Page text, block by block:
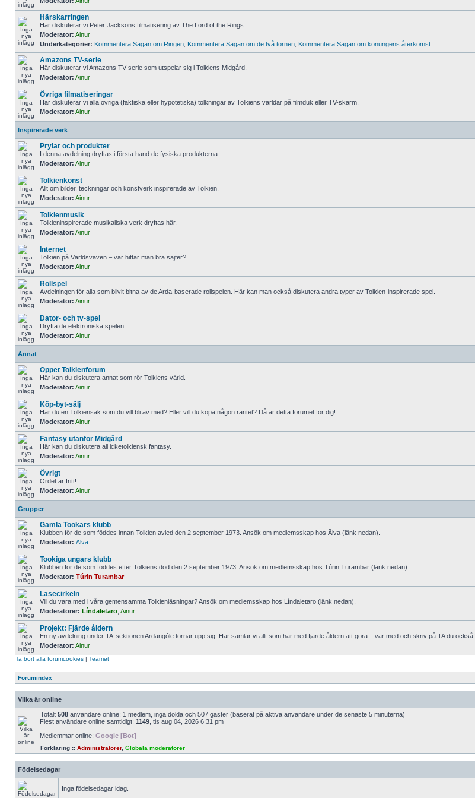
Härskarringen
Här diskuterar vi Peter Jacksons filmatisering av The Lord of the Rings.
Moderator: Ainur
Underkategorier: Kommentera Sagan om Ringen Kommentera Sagan om de två tornen Kommentera Sagan om konungens återkomst
Amazons TV-serie
Här diskuterar vi Amazons TV-serie som utspelar sig i Tolkiens Midgård.
Moderator: Ainur
Övriga filmatiseringar
Här diskuterar vi alla övriga (faktiska eller hypotetiska) tolkningar av Tolkiens världar på filmduk eller TV-skärm.
Moderator: Ainur
Inspirerade verk
Prylar och produkter
I denna avdelning dryftas i första hand de fysiska produkterna.
Moderator: Ainur
Tolkienkonst
Allt om bilder, teckningar och konstverk inspirerade av Tolkien.
Moderator: Ainur
Tolkienmusik
Tolkieninspirerade musikaliska verk dryftas här.
Moderator: Ainur
Internet
Tolkien på Världsväven – var hittar man bra sajter?
Moderator: Ainur
Rollspel
Avdelningen för alla som blivit bitna av de Arda-baserade rollspelen. Här kan man också diskutera andra typer av Tolkien-inspirerade spel.
Moderator: Ainur
Dator- och tv-spel
Dryfta de elektroniska spelen.
Moderator: Ainur
Annat
Öppet Tolkienforum
Här kan du diskutera annat som rör Tolkiens värld.
Moderator: Ainur
Köp-byt-sälj
Har du en Tolkiensak som du vill bli av med? Eller vill du köpa någon raritet? Då är detta forumet för dig!
Moderator: Ainur
Fantasy utanför Midgård
Här kan du diskutera all icketolkiensk fantasy.
Moderator: Ainur
Övrigt
Ordet är fritt!
Moderator: Ainur
Grupper
Gamla Tookars klubb
Klubben för de som föddes innan Tolkien avled den 2 september 1973. Ansök om medlemsskap hos Älva (länk nedan).
Moderator: Älva
Tookiga ungars klubb
Klubben för de som föddes efter Tolkiens död den 2 september 1973. Ansök om medlemsskap hos Túrin Turambar (länk nedan).
Moderator: Túrin Turambar
Läsecirkeln
Vill du vara med i våra gemensamma Tolkienläsningar? Ansök om medlemsskap hos Líndaletaro (länk nedan).
Moderatorer: Líndaletaro Ainur
Projekt: Fjärde åldern
En ny avdelning under TA-sektionen Ardangóle tornar upp sig. Här samlar vi allt som har med fjärde åldern att göra – var med och skriv på TA du också!
Moderator: Ainur
Ta bort alla forumcookies | Teamet
Forumindex
Vilka är online
Totalt 508 användare online: 1 medlem, inga dolda och 507 gäster (baserat på aktiva användare under de senaste 5 minuterna)
Flest användare online samtidigt: 1149 , tis aug 04, 2026 6:31 pm
Medlemmar online: Google [Bot]
Förklaring :: Administratörer, Globala moderatorer
Födelsedagar
Inga födelsedagar idag.